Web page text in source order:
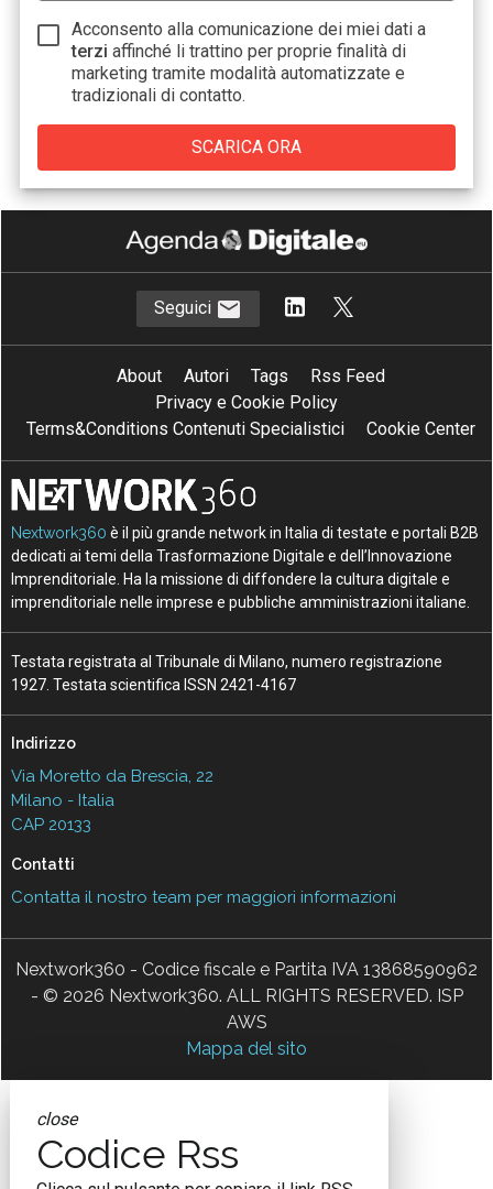
Acconsento alla comunicazione dei miei dati a
terzi affinché li trattino per proprie finalità di
marketing tramite modalità automatizzate e
tradizionali di contatto.
Seguici
About Autori Tags
Rss Feed
Privacy e Cookie Policy
Terms&Conditions Contenuti Specialistici
Cookie Center
Nextwork360 è il più grande network in Italia di testate e portali B2B
dedicati ai temi della Trasformazione Digitale e dell’Innovazione
Imprenditoriale. Ha la missione di diffondere la cultura digitale e
imprenditoriale nelle imprese e pubbliche amministrazioni italiane.
Testata registrata al Tribunale di Milano, numero registrazione
1927. Testata scientifica ISSN 2421-4167
Indirizzo
Via Moretto da Brescia, 22
Milano - Italia
CAP 20133
Contatti
Contatta il nostro team per maggiori informazioni
Nextwork360 - Codice fiscale e Partita IVA 13868590962
- © 2026 Nextwork360. ALL RIGHTS RESERVED. ISP
AWS
Mappa del sito
close
Codice Rss